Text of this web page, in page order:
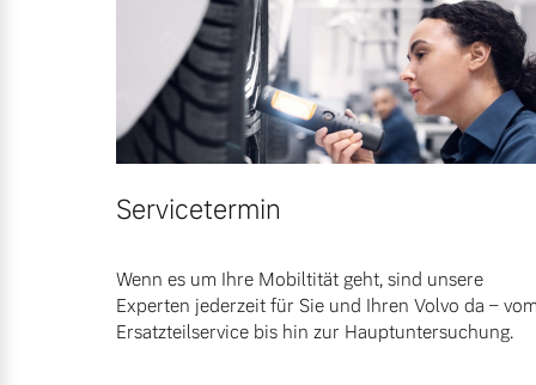
Servicetermin
Wenn es um Ihre Mobiltität geht, sind unsere
Experten jederzeit für Sie und Ihren Volvo da – vom
Ersatzteilservice bis hin zur Hauptuntersuchung.